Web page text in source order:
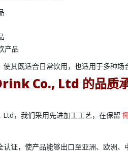
产品
其既适合日常饮用，也适用于多种场
Co., Ltd 的品质
Ltd，我们采用先进加工工艺，在保留
证，使产品能够出口至亚洲、欧洲、